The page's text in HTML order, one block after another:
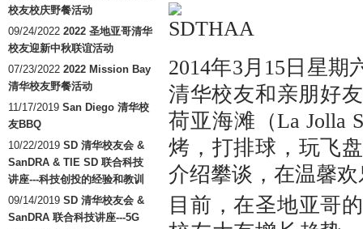
校友校庆野餐活动
09/24/2022 2022 圣地亚哥清华
校友迎新中秋联谊活动
07/23/2022 2022 Mission Bay
清华校友野餐活动
11/17/2019 San Diego 清华校
友BBQ
10/22/2019 SD 清华校友会 &
SanDRA & TIE SD 联合科技
讲座---科技创投的经验和教训
09/14/2019 SD 清华校友会 &
SanDRA 联合科技讲座---5G
2014年3月15日星
清华校友和亲朋好
荷亚海滩（La Jolla
烤，打排球，玩飞
介绍攀谈，在温馨
目前，在圣地亚哥